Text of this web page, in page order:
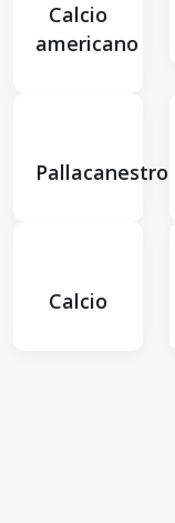
Calcio
americano
Pallacanestro
Calcio